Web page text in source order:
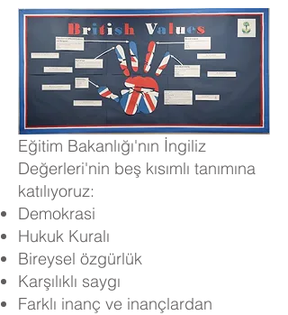
Eğitim Bakanlığı'nın İngiliz
Değerleri'nin beş kısımlı tanımına
katılıyoruz:
Demokrasi
Hukuk Kuralı
Bireysel özgürlük
Karşılıklı saygı
Farklı inanç ve inançlardan